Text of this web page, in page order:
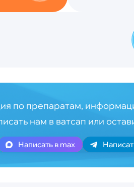
по препаратам,
нам в ватсап или
Написать в max